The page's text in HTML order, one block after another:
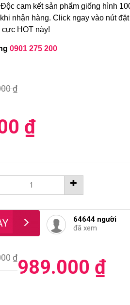
cam kết sản phẩm giống hình
nhận hàng. Click ngay vào nút
cực HOT này!
0901 275 200
₫
₫
64644 người
đã xem
₫989.000 ₫